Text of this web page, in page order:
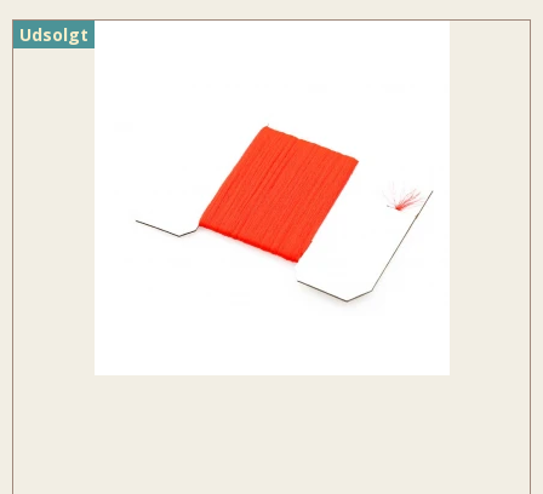
Udsolgt